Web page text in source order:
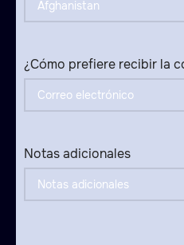
¿Cómo prefiere recibir la
Notas adicionales